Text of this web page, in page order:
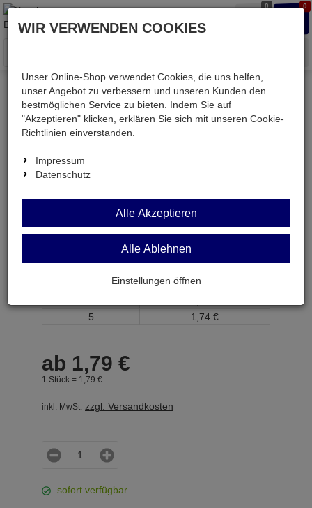
0 0
Menü
Weiter einkaufen Kessler electronic
passiv
Widerstände
DW17LI 330R
DW17LI 330R
Draht-Widerstand 330 Ohm 10% 17W 9x9x75mm
ab Menge
Preis je Stück
5
1, 74 €
ab 1,79 €
1 Stück = 1, 79 €
inkl. MwSt. zzgl. Versandkosten
sofort verfügbar
WIR VERWENDEN COOKIES
Unser Online-Shop verwendet Cookies, die uns helfen,
unser Angebot zu verbessern und unseren Kunden den
bestmöglichen Service zu bieten. Indem Sie auf
"Akzeptieren" klicken, erklären Sie sich mit unseren Cookie-
Richtlinien einverstanden.
Impressum
Datenschutz
Alle Akzeptieren
Alle Ablehnen
Einstellungen öffnen